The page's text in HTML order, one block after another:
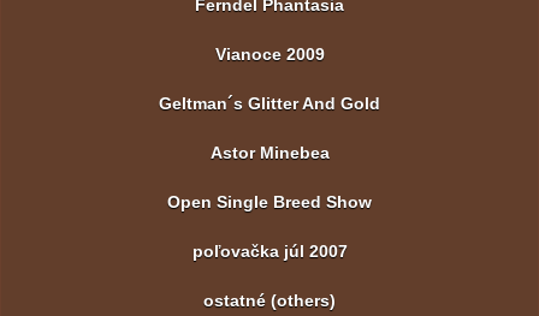
Ferndel Phantasia
Vianoce 2009
Geltman´s Glitter And Gold
Astor Minebea
Open Single Breed Show
poľovačka júl 2007
ostatné (others)